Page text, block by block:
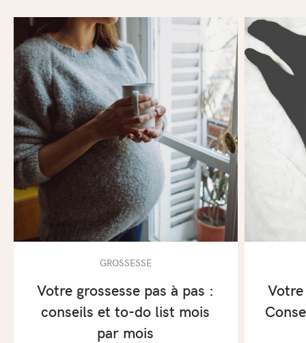
GROSSESSE
Votre grossesse pas à pas :
conseils et to-do list mois
par mois